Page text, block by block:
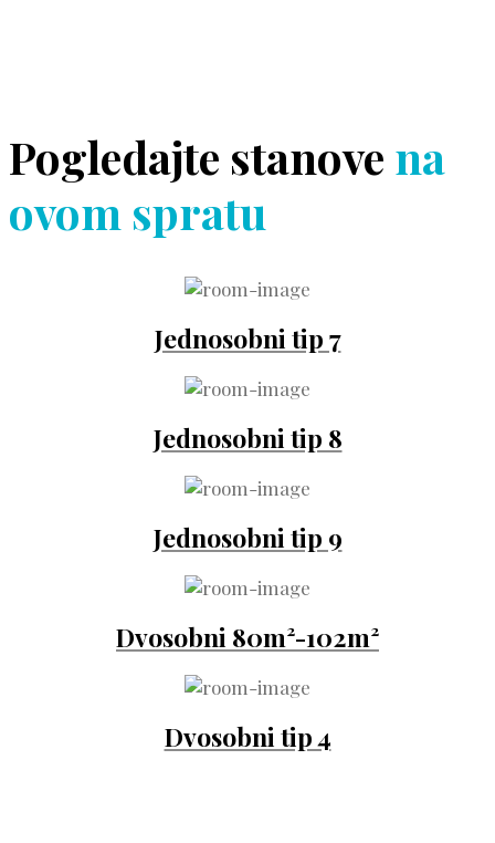
Pogledajte stanove na
ovom spratu
Jednosobni tip 7
Jednosobni tip 8
Jednosobni tip 9
Dvosobni 80m²-102m²
Dvosobni tip 4